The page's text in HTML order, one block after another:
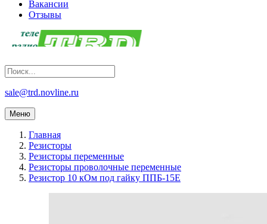
Вакансии
Отзывы
sale@trd.novline.ru
Меню
Главная
Резисторы
Резисторы переменные
Резисторы проволочные переменные
Резистор 10 кОм под гайку ППБ-15Е